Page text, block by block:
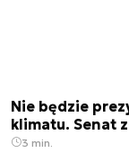
Nie będzie
klimatu. Senat
3 min.